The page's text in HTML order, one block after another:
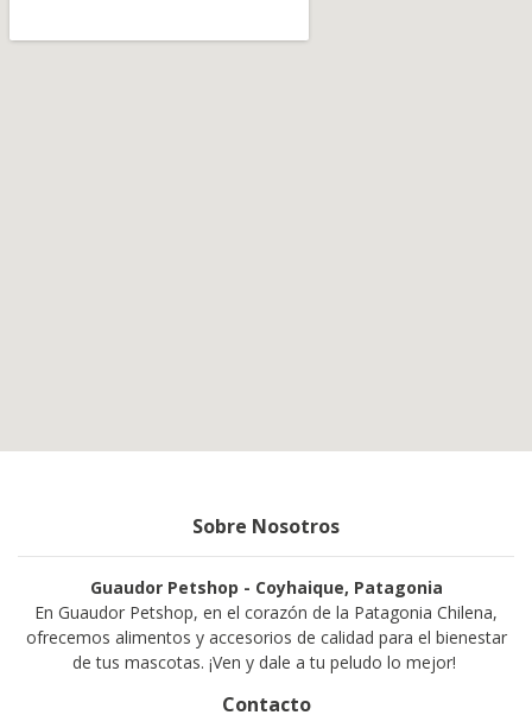
Sobre Nosotros
Guaudor Petshop - Coyhaique, Patagonia
En Guaudor Petshop, en el corazón de la Patagonia Chilena,
ofrecemos alimentos y accesorios de calidad para el bienestar
de tus mascotas. ¡Ven y dale a tu peludo lo mejor!
Contacto